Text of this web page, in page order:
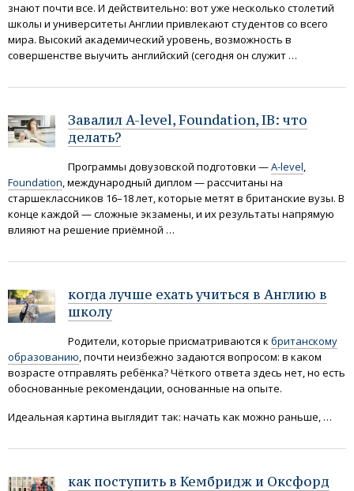
знают почти все. И действительно: вот уже несколько столетий
школы и университеты Англии привлекают студентов со всего
мира. Высокий академический уровень, возможность в
совершенстве выучить английский (сегодня он служит …
Завалил A-level, Foundation, IB: что
делать?
Программы довузовской подготовки —A-level,
Foundation, международный диплом — рассчитаны на
старшеклассников 16–18 лет, которые метят в британские вузы. В
конце каждой — сложные экзамены, и их результаты напрямую
влияют на решение приёмной …
когда лучше ехать учиться в Англию в
школу
Родители, которые присматриваются к британскому
образованию, почти неизбежно задаются вопросом: в каком
возрасте отправлять ребёнка? Чёткого ответа здесь нет, но есть
обоснованные рекомендации, основанные на опыте.
Идеальная картина выглядит так: начать как можно раньше, …
как поступить в Кембридж и Оксфорд